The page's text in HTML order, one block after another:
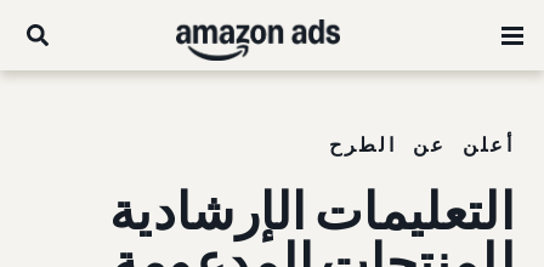
أعلن عن الطرح
التعليمات الإرشادية